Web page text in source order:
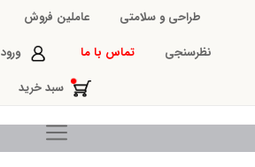
طراحی و سلامتی عاملین فروش
نظرسنجی
تماس با ما ورود
سبد خرید